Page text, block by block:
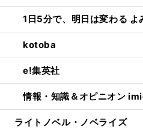
1日5分で、明日は変わる
kotoba
e!集英社
情報・知識＆オピニオン
ライトノベル・ノベライズ